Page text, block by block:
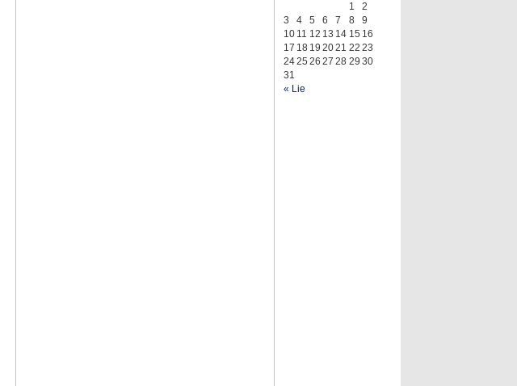
« Lie
1
2
3
4 5 6 7 8
9
10 11 12 13 14 15 16
17 18 19 2021 22 23
2425 26 27 28 29 30
31